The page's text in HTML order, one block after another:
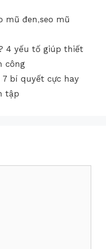
mũ đen,seo mũ
4 yếu tố giúp thiết
công
bí quyết cực hay
tập